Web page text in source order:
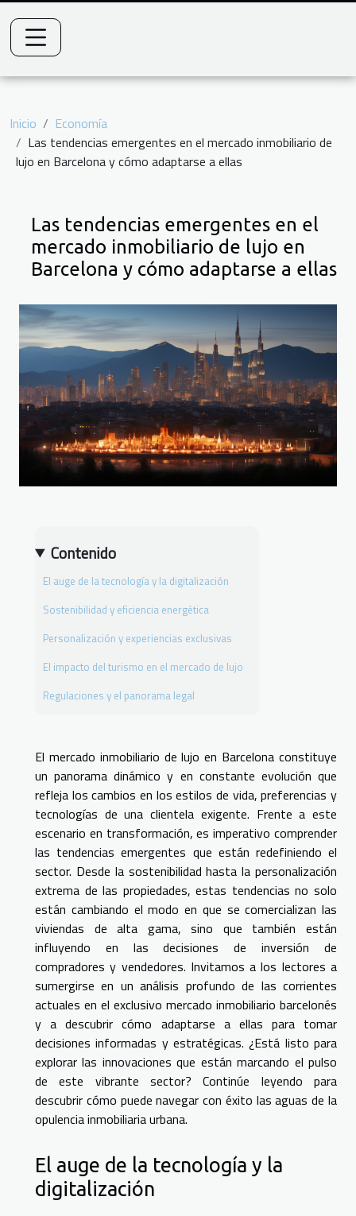
Inicio
Economía
Las tendencias emergentes en el mercado inmobiliario de
lujo en Barcelona y cómo adaptarse a ellas
Las tendencias emergentes en el
mercado inmobiliario de lujo en
Barcelona y cómo adaptarse a ellas
Contenido
El auge de la tecnología y la digitalización
Sostenibilidad y eficiencia energética
Personalización y experiencias exclusivas
El impacto del turismo en el mercado de lujo
Regulaciones y el panorama legal
El mercado inmobiliario de lujo en Barcelona constituye
un panorama dinámico y en constante evolución que
refleja los cambios en los estilos de vida, preferencias y
tecnologías de una clientela exigente. Frente a este
escenario en transformación, es imperativo comprender
las tendencias emergentes que están redefiniendo el
sector. Desde la sostenibilidad hasta la personalización
extrema de las propiedades, estas tendencias no solo
están cambiando el modo en que se comercializan las
viviendas de alta gama, sino que también están
influyendo en las decisiones de inversión de
compradores y vendedores. Invitamos a los lectores a
sumergirse en un análisis profundo de las corrientes
actuales en el exclusivo mercado inmobiliario barcelonés
y a descubrir cómo adaptarse a ellas para tomar
decisiones informadas y estratégicas. ¿Está listo para
explorar las innovaciones que están marcando el pulso
de este vibrante sector? Continúe leyendo para
descubrir cómo puede navegar con éxito las aguas de la
opulencia inmobiliaria urbana.
El auge de la tecnología y la
digitalización